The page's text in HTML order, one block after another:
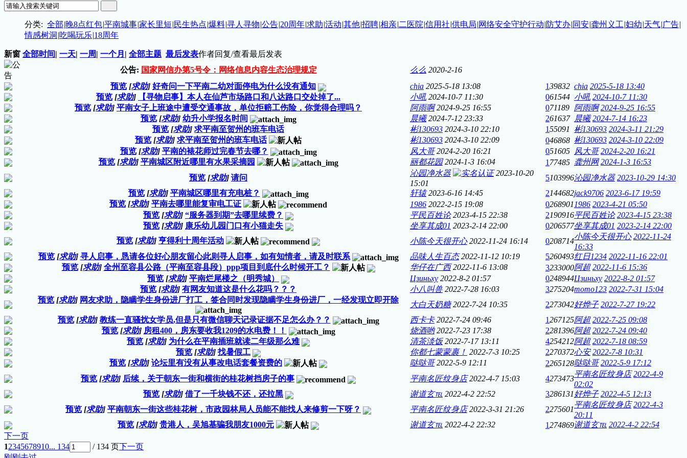
分类: 全部|晚8点红包|平南城事|家长里短|民生热点|爆料|寻人寻物|公告|20周年|求助|活动|其他|招聘|相亲|二医院|信用社|供电局|网络安全守护行动|防艾办|同安|龚州义工|妇幼|天气|广告|
情感树洞 |吃喝玩乐|18周年
新窗 全部时间| 一天| 一周| 一个月 | 全部主题 最后发表作者回复/查看最后发表
公告: 国家网信办第5号令：网络信息内容生态治理规定 么么 2020-2-16
预览 [求助] 好奇问一下平南二幼对面停电为什么没有通知 chia 2025-5-18 13:08 139832 chia 2025-5-18 13:40
预览 [求助] 【寻物启事】本人在仙芦市场路口和八达路口交处掉了... 小吼 2024-10-7 11:30 061544 小吼 2024-10-7 11:30
预览 [求助] 平南女子上班途中遭受交通事故，单位拒赔工伤险，你觉得合理吗？ 阿雨啊 2024-9-25 16:55 071189 阿雨啊 2024-9-25 16:55
预览 [求助] 幼升小学报名时间 晨曦 2024-7-12 23:33 261637 晨曦 2024-7-14 16:23
预览 [求助] 求平南至贺州的班车电话 彬130693 2024-3-10 22:10 155091 彬130693 2024-3-11 21:29
预览 [求助] 求平南至贺州的班车电话 彬130693 2024-3-10 22:09 046868 彬130693 2024-3-10 22:09
预览 [求助] 平南的裱花师过完春节去哪？ 风大哥 2024-2-20 16:21 051605 风大哥 2024-2-20 16:21
预览 [求助] 平南城区附近哪里有水果采摘园 丽都花园 2024-1-3 16:04 1 77485 龚州网 2024-1-3 16:53
预览 [求助] 请问
沁园净水器
2023-10-20
15:01
5103996沁园净水器 2023-10-29 14:30
预览 [求助] 平南城区哪里有充电桩？ 轩辕 2023-6-16 14:45 2144682jack9706 2023-6-17 19:59
预览 [求助] 平南去哪里能复审电工证 1986 2022-2-15 19:08 0268901 1986 2023-4-21 05:50
预览 [求助] “服务器到期”去哪里续费？ 平民百姓论 2023-4-15 22:38 2190916平民百姓论 2023-4-15 23:38
预览 [求助] 康乐幼儿园门口有小猫走失 坐享其成01 2023-2-14 22:00 0206577坐享其成01 2023-2-14 22:00
预览 [求助] 亨得利十周年活动 小陈今天很开心 2022-11-24 16:14 0208714
小陈今天很开心 2022-11-24
16:33
预览 [求助] 寻人启事，恳请各位好心朋友留心此则寻人启事，如有知情者，请及时联系 品味人生百态 2022-11-12 10:19 5260493红日1234 2022-11-16 22:01
预览 [求助] 全州至容县公路（平南至容县段）ppp项目到底什么时候开工？ 华仔在广西 2022-11-6 13:08 3233000阿超 2022-11-6 15:36
预览 [求助] 平南烂尾楼之（明秀城） Цзиньху 2022-8-2 01:57 0248944Цзиньху 2022-8-2 01:57
预览 [求助] 有网友知道这是什么花吗？？？ 小八叫兽 2022-7-28 16:03 3275204momo123 2022-7-31 15:04
预览 [求助] 网友求助，隐瞒学生身份进厂打工，签合同时发现隐瞒学生身份进厂，一经发现立即开除
大白天奶糖 2022-7-24 10:35 2273042好烨子 2022-7-27 19:22
预览 [求助] 教练一直骚扰女学员,但是只有微信聊天记录证据不足怎么办？？ 西卡卡 2022-7-24 09:46 1267125阿超 2022-7-25 09:08
预览 [求助] 房租400，房东要收我1209的水电费！！ 烧酒哟 2022-7-23 17:38 2281396阿超 2022-7-24 09:40
预览 [求助] 为什么在平南插班就读二年级那么难 清茶淡饭 2022-7-17 13:11 4254212阿超 2022-7-18 08:59
预览 [求助] 找暑假工 你都七蒙蒙裹！ 2022-7-3 10:25 2270372心安 2022-7-8 10:31
预览 [求助] 论坛里有没有从事改电话套餐资费的 哒哒哥 2022-5-9 12:11 2265128哒哒哥 2022-5-9 17:12
预览 [求助] 后续，关于朝东一街和横街的桂花树挡房子的事 平南名匠纹身店 2022-4-7 15:03 4273473
平南名匠纹身店 2022-4-9
02:02
预览 [求助] 借了一千块钱不还，还拉黑 谢道玄℡ 2022-4-2 22:52 3286131 好烨子 2022-4-5 12:13
预览 [求助] 平南朝东一街这些桂花树，市政园林局人员能不能找人来修剪一下呀？ 平南名匠纹身店 2022-3-31 21:26 2275601
平南名匠纹身店 2022-4-3
20:11
预览 [求助] 贵港人，吴旭基骗我朋友1000元 谢道玄℡ 2022-4-2 22:32 1274869谢道玄℡ 2022-4-2 22:54
下一页
12345678910... 134 / 134 页下一页